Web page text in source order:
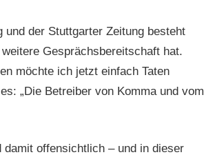
der Stuttgarter Zeitung besteht
Gesprächsbereitschaft hat.
möchte ich jetzt einfach Taten
„Die Betreiber von Komma und vom
offensichtlich – und in dieser